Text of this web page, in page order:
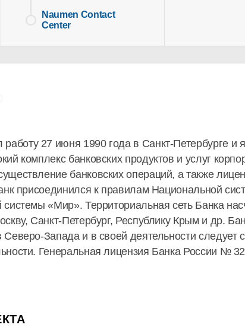
Naumen Contact
Center
27 июня 1990 года в Санкт-Петербурге и
комплекс банковских продуктов и услуг
банковских операций, а также
присоединился к правилам Национальной
системы «Мир». Территориальная сеть Банка
Санкт-Петербург, Республику Крым и др.
Запада и в своей деятельности следует
Генеральная лицензия Банка России №